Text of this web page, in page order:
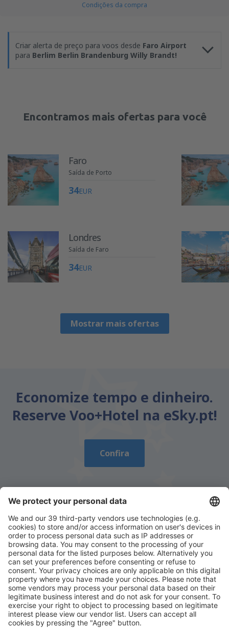
Condições da compra
Criar alerta de preço para voos desde Faro Airport
para Berlim Berlin Brandenburg Willy Brandt!
Encontramos mais ofertas para você
Faro
Saída de Porto
34EUR
Londres
Saída de Faro
34EUR
Mostrar mais ofertas
Economize tempo e dinheiro.
Reserve Voo+Hotel na eSky.pt!
Confira
Descarregue a nossa appe planeie
convenientemente as suas viagens